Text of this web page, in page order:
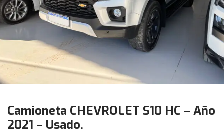
Camioneta CHEVROLET S10 HC – Año
2021 – Usado.